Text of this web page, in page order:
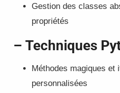
Gestion des classes
propriétés
– Techniques
Méthodes magiques et
personnalisées